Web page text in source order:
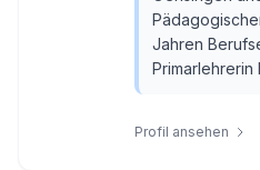
Jahren
Primarlehrerin
Profil ansehen